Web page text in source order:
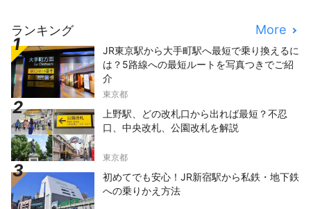
ランキング More
JR東京駅から大手町駅へ最短で乗り換えるに
は？5路線への最短ルートを写真つきでご紹
介
東京都
上野駅、どの改札口から出れば最短？不忍
口、中央改札、公園改札を解説
東京都
初めてでも安心！JR新宿駅から私鉄・地下鉄
への乗りかえ方法